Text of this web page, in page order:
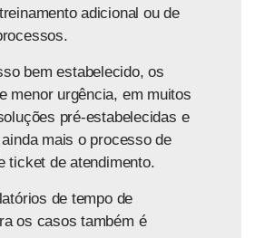
adicional ou de
bem estabelecido, os
menor urgência, em muitos
pré-estabelecidas e
mais o processo de
ticket de atendimento.
de tempo de
os casos também é